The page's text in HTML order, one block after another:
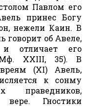
Павлом его
принес Богу
нежели Каин. В
говорит об Авеле,
отличает его
(Мф. XXIII, 35). В
(XI) Авель,
к сонму
праведников,
вере. Гностики